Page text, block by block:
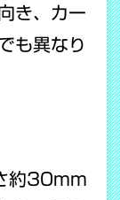
き、カー
も異なり
約30mm